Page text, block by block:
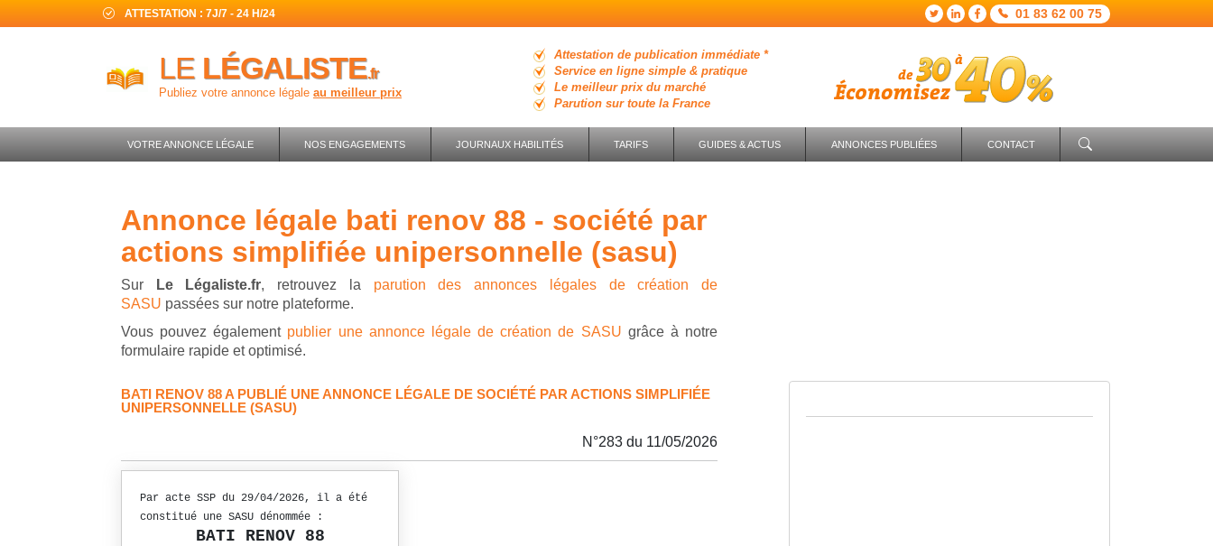
ATTESTATION : 7J/7 - 24 H/24 01 83 62 00 75
LE LÉGALISTE.fr
Publiez votre annonce légale au meilleur prix
Attestation de publication immédiate *
Service en ligne simple & pratique
Le meilleur prix du marché
Parution sur toute la France
VOTRE ANNONCE LÉGALE NOS ENGAGEMENTS JOURNAUX HABILITÉS TARIFS GUIDES & ACTUS ANNONCES PUBLIÉES CONTACT
annonce légale bati renov 88 - société par
actions simplifiée unipersonnelle (sasu)
Sur Le Légaliste.fr, retrouvez la parution des annonces légales de création de
SASU passées sur notre plateforme.
Vous pouvez également publier une annonce légale de création de SASU grâce à notre
formulaire rapide et optimisé.
BATI RENOV 88 A PUBLIÉ UNE ANNONCE LÉGALE DE SOCIÉTÉ PAR ACTIONS SIMPLIFIÉE
UNIPERSONNELLE (SASU)
N°283 du 11/05/2026
Par acte SSP du 29/04/2026, il a été
constitué une SASU dénommée :
BATI RENOV 88